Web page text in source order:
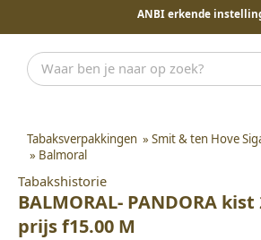
ANBI erkende
Tabaksverpakkingen » Smit & ten Hove
» Balmoral
Tabakshistorie
BALMORAL- PANDORA
prijs f15.00 M